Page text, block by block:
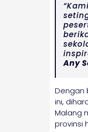
Any
Dengan
ini,
Malang
provinsi